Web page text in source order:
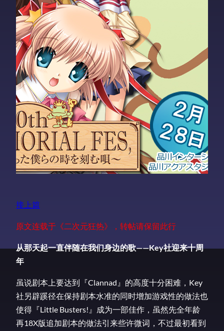
接上篇
原文连载于《二次元狂热》，转帖请保留此行
从那天起一直伴随在我们身边的歌——Key社迎来十周
年
虽说剧本上要达到『Clannad』的高度十分困难，Key
社另辟蹊径在保持剧本水准的同时增加游戏性的做法也
使得『Little Busters!』成为一部佳作，虽然先全年龄
再18X版追加剧本的做法引来些许微词，不过最初看到